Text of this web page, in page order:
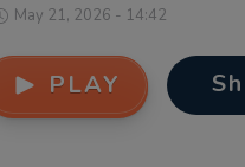
May 21, 2026 - 14:42
PLAY